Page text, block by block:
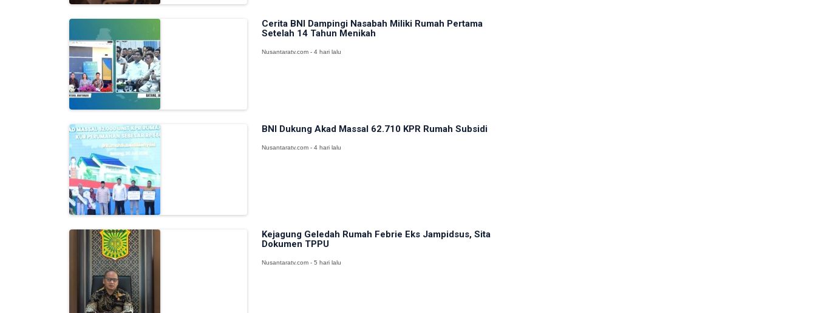
Cerita BNI Dampingi Nasabah Miliki Rumah Pertama
Setelah 14 Tahun Menikah
Nusantaratv.com - 4 hari lalu
BNI Dukung Akad Massal 62.710 KPR Rumah Subsidi
Nusantaratv.com - 4 hari lalu
Kejagung Geledah Rumah Febrie Eks Jampidsus, Sita
Dokumen TPPU
Nusantaratv.com - 5 hari lalu